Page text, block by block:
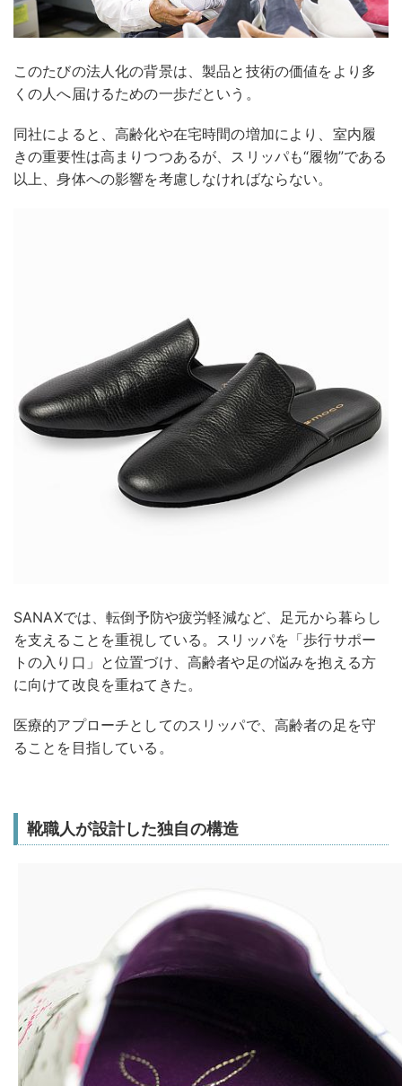
このたびの法人化の背景は、製品と技術の価値をより多
くの人へ届けるための一歩だという。
同社によると、高齢化や在宅時間の増加により、室内履
きの重要性は高まりつつあるが、スリッパも“履物”である
以上、身体への影響を考慮しなければならない。
SANAXでは、転倒予防や疲労軽減など、足元から暮らし
を支えることを重視している。スリッパを「歩行サポー
トの入り口」と位置づけ、高齢者や足の悩みを抱える方
に向けて改良を重ねてきた。
医療的アプローチとしてのスリッパで、高齢者の足を守
ることを目指している。
靴職人が設計した独自の構造